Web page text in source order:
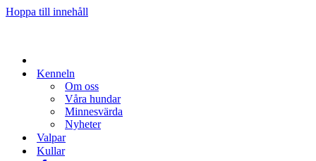
Hoppa till innehåll
Kenneln
Om oss
Våra hundar
Minnesvärda
Nyheter
Valpar
Kullar